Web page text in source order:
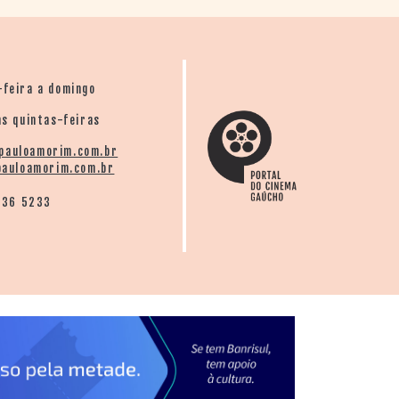
a domingo
quintas-feiras
5233